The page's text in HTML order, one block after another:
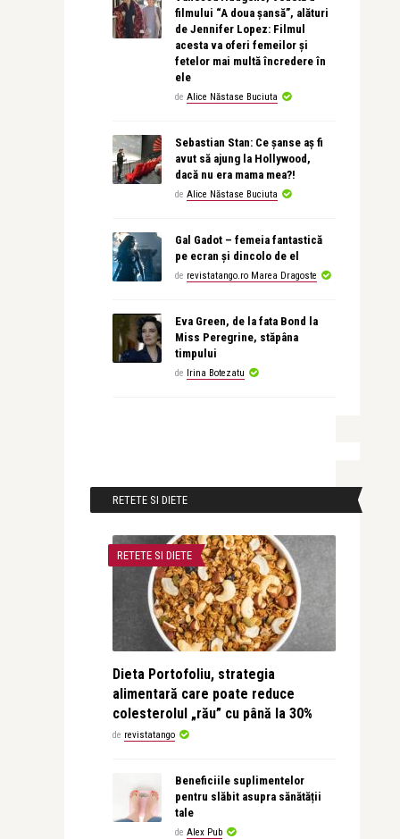
filmului “A doua șansă”, alături
de Jennifer Lopez: Filmul
acesta va oferi femeilor și
fetelor mai multă încredere în
ele
de Alice Năstase Buciuta
Sebastian Stan: Ce șanse aș fi
avut să ajung la Hollywood,
dacă nu era mama mea?!
de Alice Năstase Buciuta
Gal Gadot – femeia fantastică
pe ecran și dincolo de el
de revistatango.ro Marea Dragoste
Eva Green, de la fata Bond la
Miss Peregrine, stăpâna
timpului
de Irina Botezatu
RETETE SI DIETE
RETETE SI DIETE
Dieta Portofoliu, strategia
alimentară care poate reduce
colesterolul „rău” cu până la 30%
de revistatango
Beneficiile suplimentelor
pentru slăbit asupra sănătății
tale
de Alex Pub